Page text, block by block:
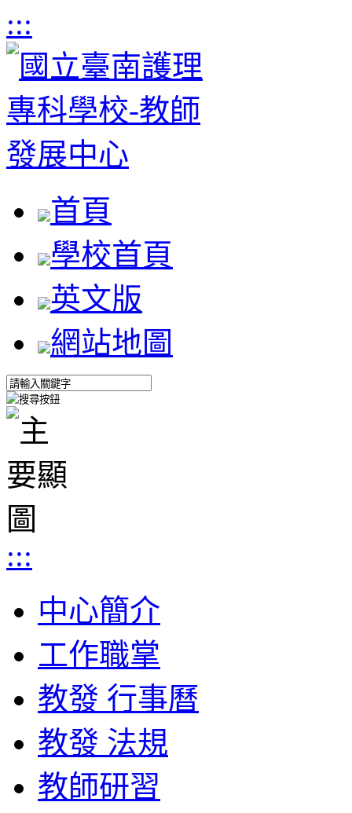
:::
首頁
學校首頁
英文版
網站地圖
:::
中心簡介
工作職掌
教發 行事曆
教發 法規
教師研習